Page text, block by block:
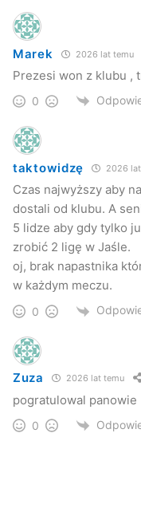
Marek 2026 lat temu
Prezesi won z klubu ,
0
taktowidzę 2026
Czas najwyższy aby
dostali od klubu. A
5 lidze aby gdy tylko
zrobić 2 ligę w Jaśle.
oj, brak napastnika
w każdym meczu.
0
Zuza 2026 lat temu
pogratulowal panowie
0